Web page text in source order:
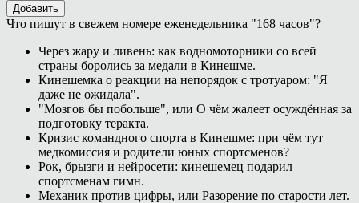
Добавить
Что пишут в свежем номере еженедельника "168 часов"?
Через жару и ливень: как водномоторники со всей
страны боролись за медали в Кинешме.
Кинешемка о реакции на непорядок с тротуаром: "Я
даже не ожидала".
"Мозгов бы побольше", или О чём жалеет осуждённая за
подготовку теракта.
Кризис командного спорта в Кинешме: при чём тут
медкомиссия и родители юных спортсменов?
Рок, брызги и нейросети: кинешемец подарил
спортсменам гимн.
Механик против цифры, или Разорение по старости лет.